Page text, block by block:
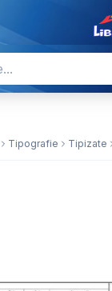
Tipografie Tipizate